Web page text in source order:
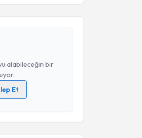
alabileceğin bir
Et
Aydınlatma Metni
talebi oluşturun. Size bu